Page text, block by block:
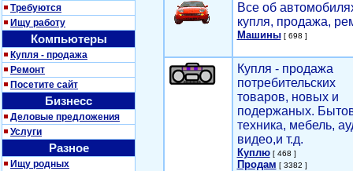
Требуются
Ищу работу
Компьютеры
Купля - продажа
Ремонт
Посетите сайт
Бизнесс
Деловые предложения
Услуги
Разное
Ищу родных
Все об
купля, продажа,
Машины[ 698 ]
Купля - продажа
потребительских
товаров, новых и
подержаных.
техника, мебель,
видео,и т.д.
Куплю[ 468 ]
Продам [ 3382 ]